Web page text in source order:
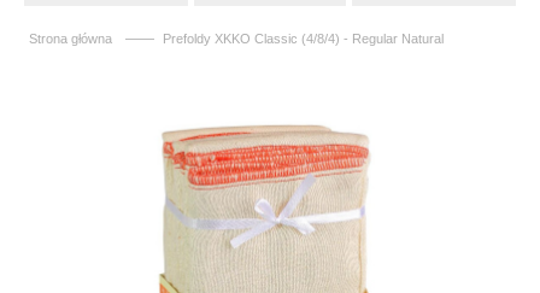
Strona główna —— Prefoldy XKKO Classic (4/8/4) - Regular Natural